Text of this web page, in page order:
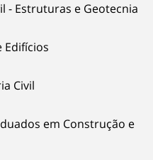
- Estruturas e Geotecnia
Edifícios
Civil
em Construção e